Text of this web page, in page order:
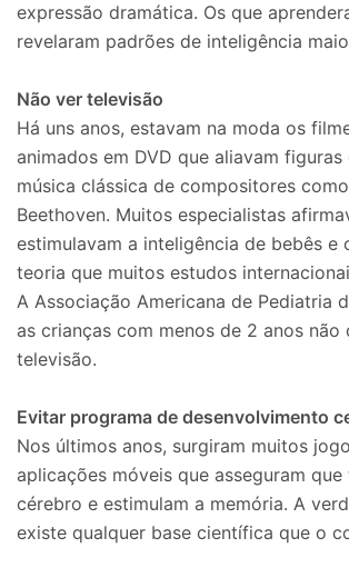
expressão dramática. Os que
revelaram padrões de inteligência
Não ver televisão
Há uns anos, estavam na moda os
animados em DVD que aliavam figuras
música clássica de compositores
Beethoven. Muitos especialistas
estimulavam a inteligência de bebês e
teoria que muitos estudos
A Associação Americana de Pediatria
as crianças com menos de 2 anos não
televisão.
Evitar programa de desenvolvimento
Nos últimos anos, surgiram muitos
aplicações móveis que asseguram que
cérebro e estimulam a memória. A
existe qualquer base científica que o